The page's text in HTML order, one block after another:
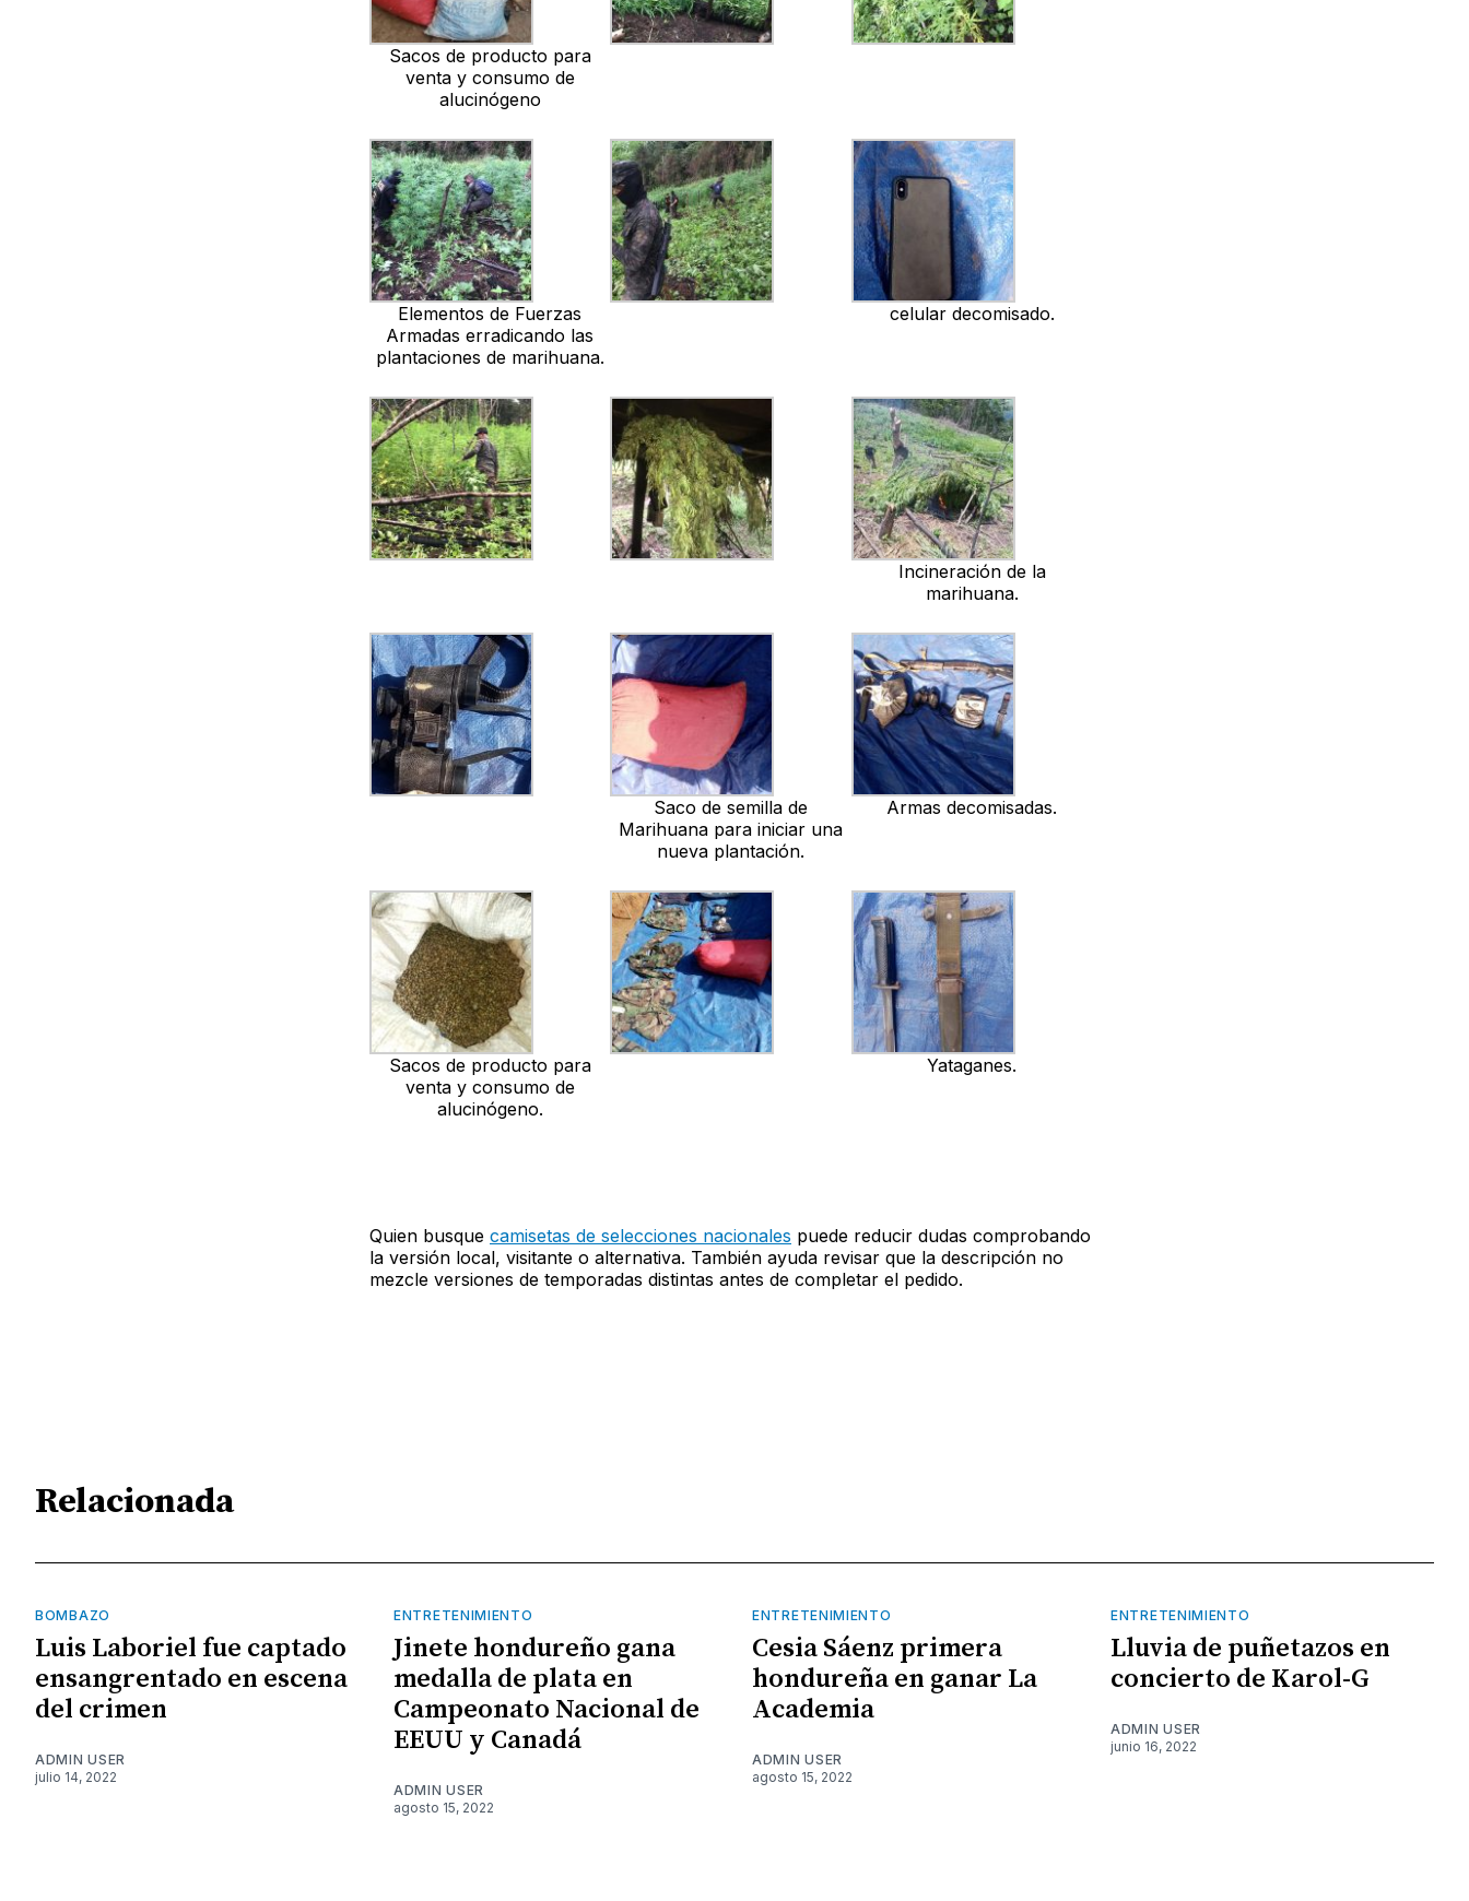
Sacos de producto para
venta y consumo de
alucinógeno
Elementos de Fuerzas
Armadas erradicando las
plantaciones de marihuana.
celular decomisado.
Incineración de la
marihuana.
Saco de semilla de
Marihuana para iniciar una
nueva plantación.
Armas decomisadas.
Sacos de producto para
venta y consumo de
alucinógeno.
Yataganes.
Quien busque camisetas de selecciones nacionales puede reducir dudas comprobando
la versión local, visitante o alternativa. También ayuda revisar que la descripción no
mezcle versiones de temporadas distintas antes de completar el pedido.
Relacionada
BOMBAZO
Luis Laboriel fue captado
ensangrentado en escena
del crimen
ADMIN USER
julio 14, 2022
ENTRETENIMIENTO
Jinete hondureño gana
medalla de plata en
Campeonato Nacional de
EEUU y Canadá
ADMIN USER
agosto 15, 2022
ENTRETENIMIENTO
Cesia Sáenz primera
hondureña en ganar La
Academia
ADMIN USER
agosto 15, 2022
ENTRETENIMIENTO
Lluvia de puñetazos en
concierto de Karol-G
ADMIN USER
junio 16, 2022